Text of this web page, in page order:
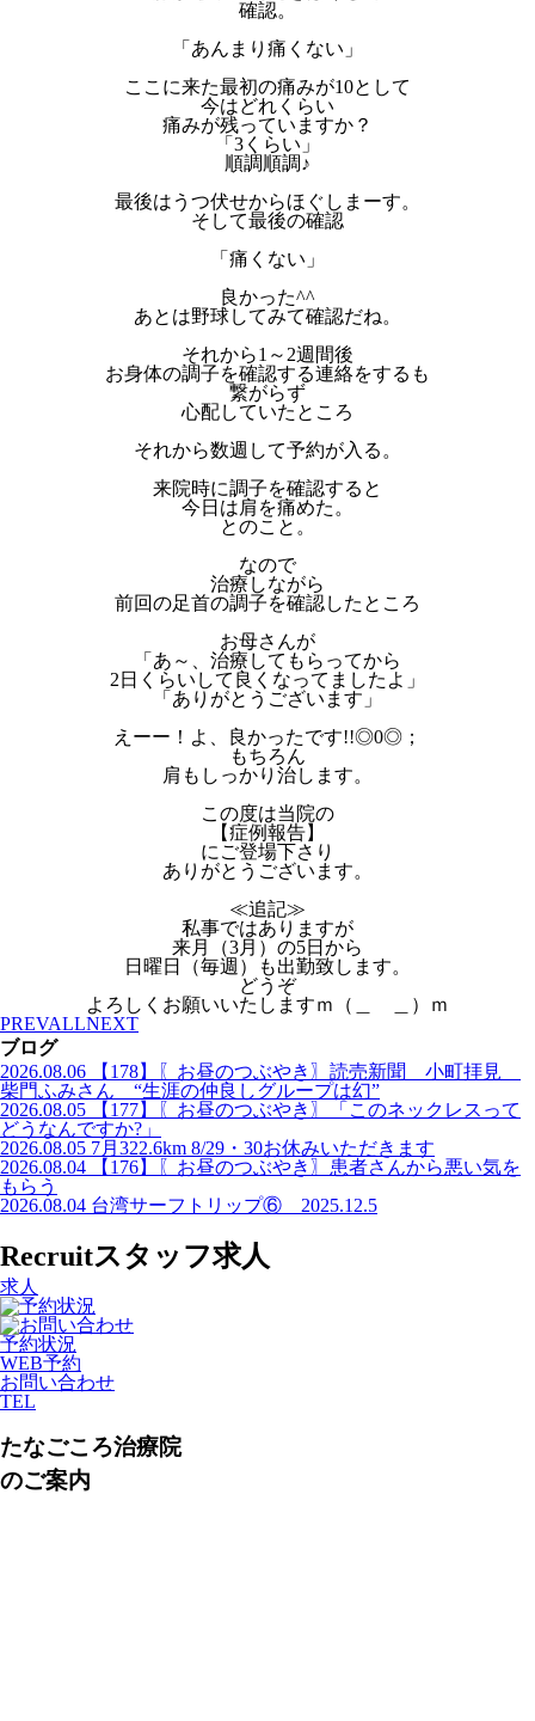
確認。
「あんまり痛くない」
ここに来た最初の痛みが10として
今はどれくらい
痛みが残っていますか？
「3くらい」
順調順調♪
最後はうつ伏せからほぐしまーす。
そして最後の確認
「痛くない」
良かった^^
あとは野球してみて確認だね。
それから1～2週間後
お身体の調子を確認する連絡をするも
繋がらず
心配していたところ
それから数週して予約が入る。
来院時に調子を確認すると
今日は肩を痛めた。
とのこと。
なので
治療しながら
前回の足首の調子を確認したところ
お母さんが
「あ～、治療してもらってから
2日くらいして良くなってましたよ」
「ありがとうございます」
えーー！よ、良かったです!!◎0◎；
もちろん
肩もしっかり治します。
この度は当院の
【症例報告】
にご登場下さり
ありがとうございます。
≪追記≫
私事ではありますが
来月（3月）の5日から
日曜日（毎週）も出勤致します。
どうぞ
よろしくお願いいたしますｍ（＿ ＿）ｍ
PREVALLNEXT
ブログ
2026.08.06
【178】〖お昼のつぶやき〗読売新聞 小町拝見
柴門ふみさん “生涯の仲良しグループは幻”
2026.08.05
【177】〖お昼のつぶやき〗「このネックレスって
どうなんですか?」
2026.08.05 7月322.6km 8/29・30お休みいただきます
2026.08.04
【176】〖お昼のつぶやき〗患者さんから悪い気を
もらう
2026.08.04 台湾サーフトリップ⑥ 2025.12.5
Recruitスタッフ求人
求人
予約状況
WEB予約
お問い合わせ
TEL
たなごころ治療院
のご案内